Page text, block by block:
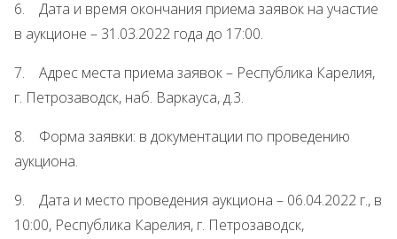
6. Дата и время окончания приема заявок на участие
в аукционе – 31.03.2022 года до 17:00.
7. Адрес места приема заявок – Республика Карелия,
г. Петрозаводск, наб. Варкауса, д.3.
8. Форма заявки: в документации по проведению
аукциона.
9. Дата и место проведения аукциона – 06.04.2022 г., в
10:00, Республика Карелия, г. Петрозаводск,